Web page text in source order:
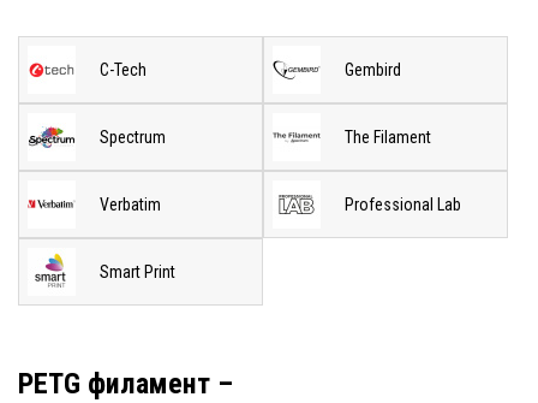
C-Tech Gembird
Spectrum The Filament
Verbatim Professional Lab
Smart Print
PETG филамент –